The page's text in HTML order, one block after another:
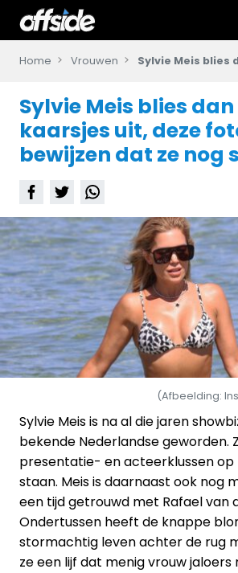
Home Vrouwen Sylvie Meis blies
Sylvie Meis blies
kaarsjes uit, deze
bewijzen dat ze nog
(Afbeelding:
Sylvie Meis is na al die jaren
bekende Nederlandse geworden.
presentatie- en acteerklussen op
staan. Meis is daarnaast ook nog
een tijd getrouwd met Rafael van
Ondertussen heeft de knappe
stormachtig leven achter de rug
ze een lijf dat menig vrouw jaloers